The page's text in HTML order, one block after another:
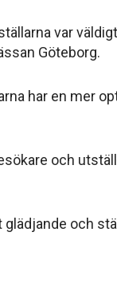
var
Göteborg.
har en mer
och
och